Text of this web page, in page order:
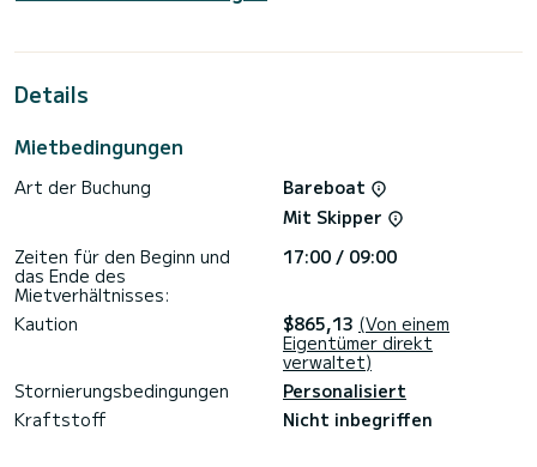
SamBoat bearbeitet. Über die Plattform erhalten Sie die
Details
Mietbedingungen
Art der Buchung
Bareboat
Mit Skipper
Zeiten für den Beginn und
das Ende des
Mietverhältnisses:
17:00 / 09:00
Kaution $865,13 (Von einem
Eigentümer direkt
verwaltet)
Stornierungsbedingungen
Personalisiert
Kraftstoff
Nicht inbegriffen